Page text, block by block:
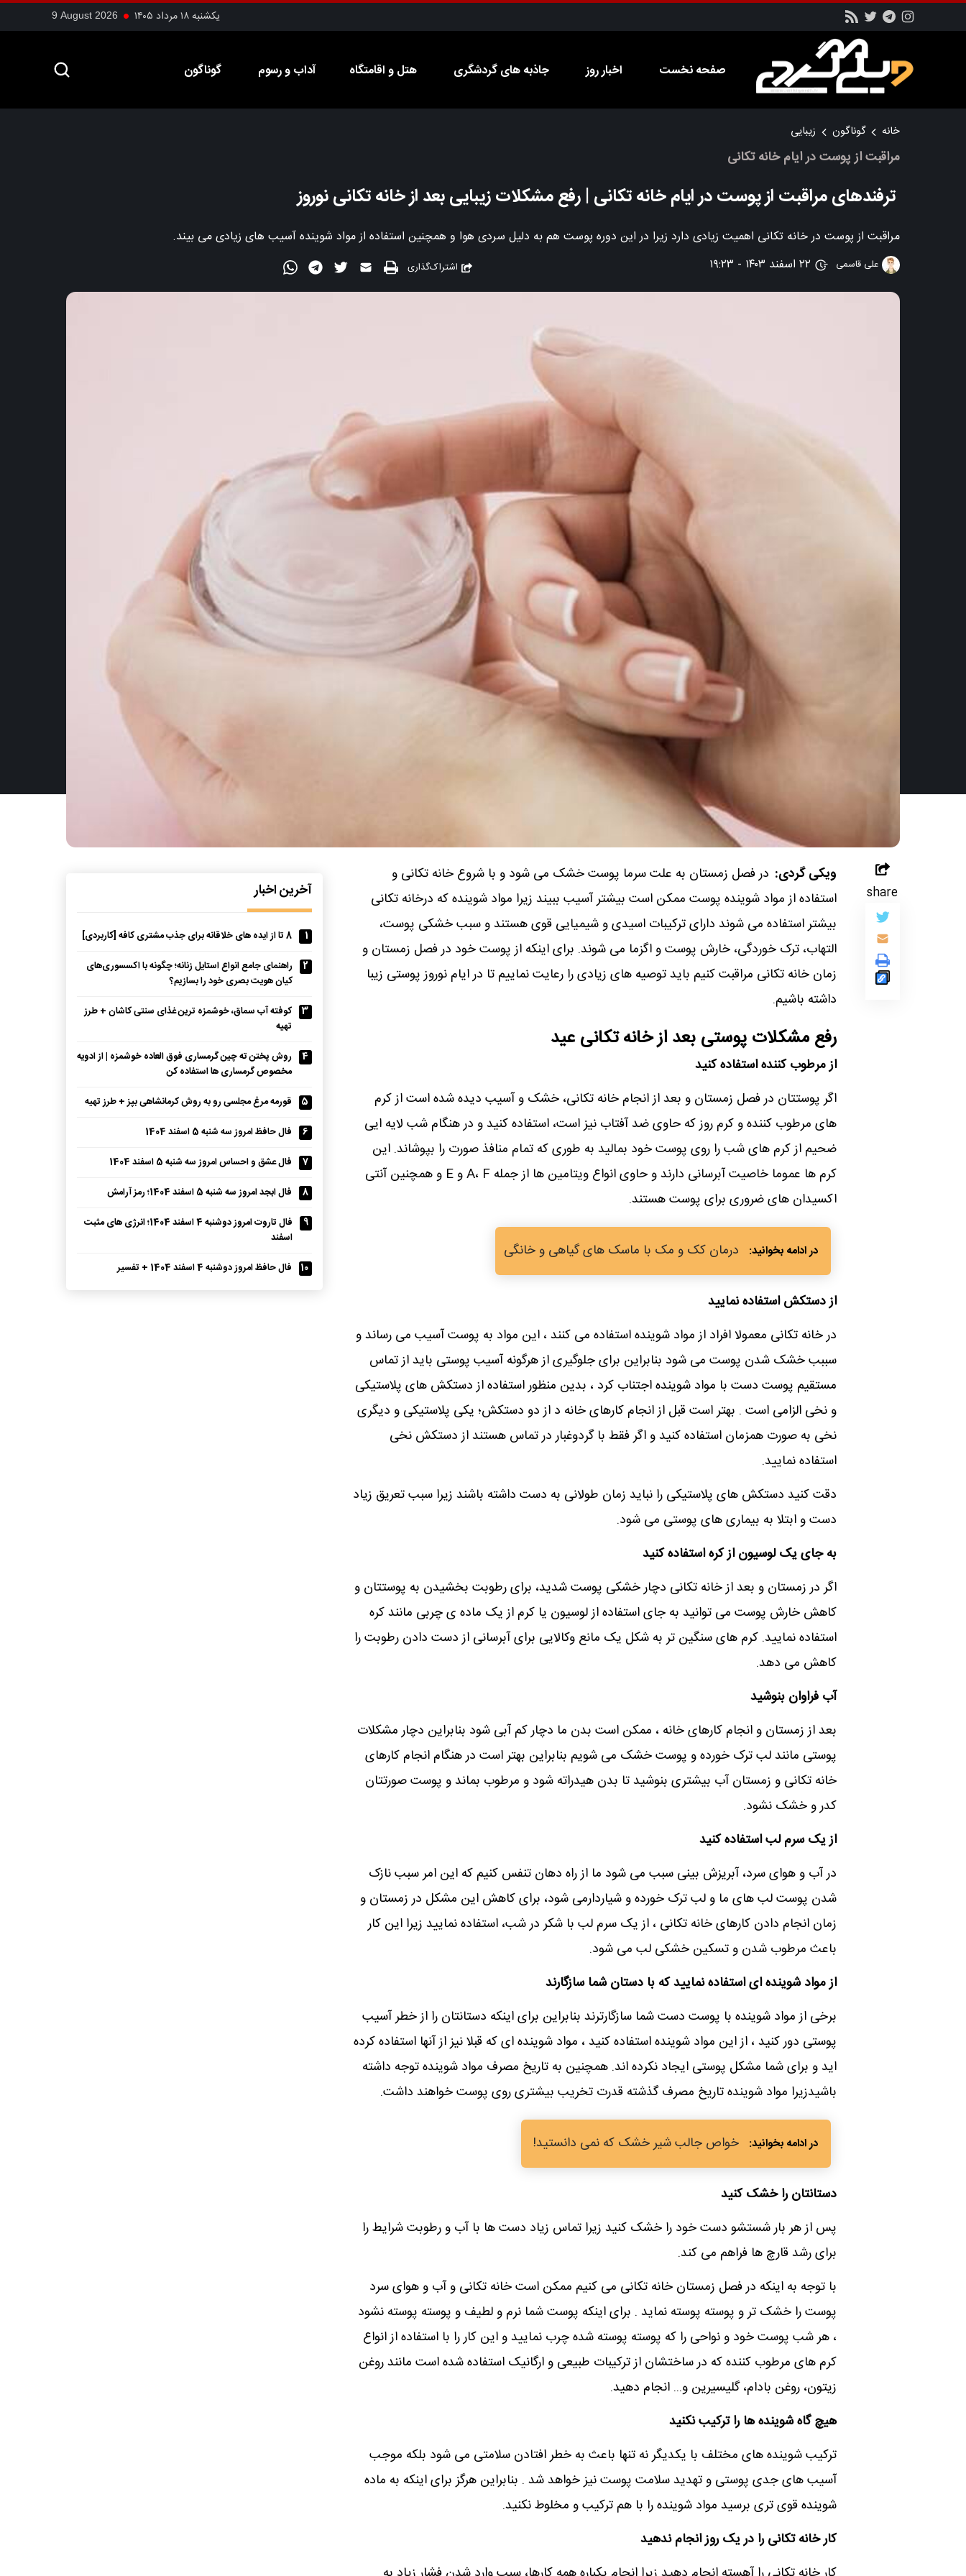
یکشنبه ۱۸ مرداد ۱۴۰۵ 9 August 2026
صفحه نخست اخبار روز جاذبه های گردشگری هتل و اقامتگاه آداب و رسوم گوناگون
خانه گوناگون زیبایی
مراقبت از پوست در ایام خانه تکانی
ترفندهای مراقبت از پوست در ایام خانه تکانی | رفع مشکلات زیبایی بعد از خانه تکانی نوروز
مراقبت از پوست در خانه تکانی اهمیت زیادی دارد زیرا در این دوره پوست هم به دلیل سردی هوا و همچنین استفاده از مواد شوینده آسیب های زیادی می بیند.
اشتراک‌گذاری علی قاسمی ۲۲ اسفند ۱۴۰۳ - ۱۹:۲۳
ویکی گردی: در فصل زمستان به علت سرما پوست خشک می شود و با شروع خانه تکانی و
استفاده از مواد شوینده پوست ممکن است بیشتر آسیب ببیند زیرا مواد شوینده که درخانه تکانی
بیشتر استفاده می شوند دارای ترکیبات اسیدی و شیمیایی قوی هستند و سبب خشکی پوست،
التهاب، ترک خوردگی، خارش پوست و اگزما می شوند. برای اینکه از پوست خود در فصل زمستان و
زمان خانه تکانی مراقبت کنیم باید توصیه های زیادی را رعایت نماییم تا در ایام نوروز پوستی زیبا
داشته باشیم.
رفع مشکلات پوستی بعد از خانه تکانی عید
از مرطوب کننده استفاده کنید
اگر پوستتان در فصل زمستان و بعد از انجام خانه تکانی، خشک و آسیب دیده شده است از کرم
های مرطوب کننده و کرم روز که حاوی ضد آفتاب نیز است، استفاده کنید و در هنگام شب لایه ایی
ضحیم از کرم های شب را روی پوست خود بمالید به طوری که تمام منافذ صورت را بپوشاند. این
کرم ها عموما خاصیت آبرسانی دارند و حاوی انواع ویتامین ها از جمله A، F و E و همچنین آنتی
اکسیدان های ضروری برای پوست هستند.
درمان کک و مک با ماسک های گیاهی و خانگی
از دستکش استفاده نمایید
در خانه تکانی معمولا افراد از مواد شوینده استفاده می کنند ، این مواد به پوست آسیب می رساند و
سببب خشک شدن پوست می شود بنابراین برای جلوگیری از هرگونه آسیب پوستی باید از تماس
مستقیم پوست دست با مواد شوینده اجتناب کرد ، بدین منظور استفاده از دستکش های پلاستیکی
و نخی الزامی است . بهتر است قبل از انجام کارهای خانه د از دو دستکش؛ یکی پلاستیکی و دیگری
نخی به صورت همزمان استفاده کنید و اگر فقط با گردوغبار در تماس هستند از دستکش نخی
استفاده نمایید.
دقت کنید دستکش های پلاستیکی را نباید زمان طولانی به دست داشته باشند زیرا سبب تعریق زیاد
دست و ابتلا به بیماری های پوستی می شود.
به جای یک لوسیون از کره استفاده کنید
اگر در زمستان و بعد از خانه تکانی دچار خشکی پوست شدید، برای رطوبت بخشیدن به پوستتان و
کاهش خارش پوست می توانید به جای استفاده از لوسیون یا کرم از یک ماده ی چربی مانند کره
استفاده نمایید. کرم های سنگین تر به شکل یک مانع وکالایی برای آبرسانی از دست دادن رطوبت را
کاهش می دهد.
آب فراوان بنوشید
بعد از زمستان و انجام کارهای خانه ، ممکن است بدن ما دچار کم آبی شود بنابراین دچار مشکلات
پوستی مانند لب ترک خورده و پوست خشک می شویم بنابراین بهتر است در هنگام انجام کارهای
خانه تکانی و زمستان آب بیشتری بنوشید تا بدن هیدراته شود و مرطوب بماند و پوست صورتتان
کدر و خشک نشود.
از یک سرم لب استفاده کنید
در آب و هوای سرد، آبریزش بینی سبب می شود ما از راه دهان تنفس کنیم که این امر سبب نازک
شدن پوست لب های ما و لب ترک خورده و شیاردارمی شود، برای کاهش این مشکل در زمستان و
زمان انجام دادن کارهای خانه تکانی ، از یک سرم لب با شکر در شب، استفاده نمایید زیرا این کار
باعث مرطوب شدن و تسکین خشکی لب می شود.
از مواد شوینده ای استفاده نمایید که با دستان شما سازگارند
برخی از مواد شوینده با پوست دست شما سازگارترند بنابراین برای اینکه دستانتان را از خطر آسیب
پوستی دور کنید ، از این مواد شوینده استفاده کنید ، مواد شوینده ای که قبلا نیز از آنها استفاده کرده
اید و برای شما مشکل پوستی ایجاد نکرده اند. همچنین به تاریخ مصرف مواد شوینده توجه داشته
باشیدزیرا مواد شوینده تاریخ مصرف گذشته قدرت تخریب بیشتری روی پوست خواهند داشت.
خواص جالب شیر خشک که نمی دانستید!
دستانتان را خشک کنید
پس از هر بار شستشو دست خود را خشک کنید زیرا تماس زیاد دست ها با آب و رطوبت شرایط را
برای رشد قارچ ها فراهم می کند.
با توجه به اینکه در فصل زمستان خانه تکانی می کنیم ممکن است خانه تکانی و آب و هوای سرد
پوست را خشک تر و پوسته پوسته نماید . برای اینکه پوست شما نرم و لطیف و پوسته پوسته نشود
، هر شب پوست خود و نواحی را که پوسته پوسته شده چرب نمایید و این کار را با استفاده از انواع
کرم های مرطوب کننده که در ساختشان از ترکیبات طبیعی و ارگانیک استفاده شده است مانند روغن
زیتون، روغن بادام، گلیسیرین و... انجام دهید.
هیچ گاه شوینده ها را ترکیب نکنید
ترکیب شوینده های مختلف با یکدیگر نه تنها باعث به خطر افتادن سلامتی می شود بلکه موجب
آسیب های جدی پوستی و تهدید سلامت پوست نیز خواهد شد . بنابراین هرگز برای اینکه به ماده
شوینده قوی تری برسید مواد شوینده را با هم ترکیب و مخلوط نکنید.
کار خانه تکانی را در یک روز انجام ندهید
آخرین اخبار
1
8 تا از ایده های خلاقانه برای جذب مشتری کافه [کاربردی]
2
راهنمای جامع انواع استایل زنانه؛ چگونه با اکسسوری‌های
کیان هویت بصری خود را بسازیم؟
3
کوفته آب سماق، خوشمزه ترین غذای سنتی کاشان + طرز
تهیه
4
روش پختن ته چین گرمساری فوق العاده خوشمزه | از ادویه
مخصوص گرمساری ها استفاده کن
5
قورمه مرغ مجلسی رو به روش کرمانشاهی بپز + طرز تهیه
6
فال حافظ امروز سه شنبه 5 اسفند 1404
7
فال عشق و احساس امروز سه شنبه 5 اسفند 1404
8
فال ابجد امروز سه شنبه 5 اسفند 1404؛ رمز آرامش
9
فال تاروت امروز دوشنبه 4 اسفند 1404؛ انرژی های مثبت
اسفند
10
فال حافظ امروز دوشنبه 4 اسفند 1404 + تفسیر
share